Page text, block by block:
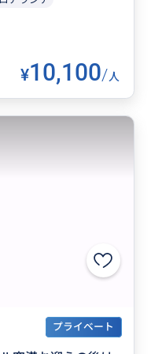
¥10,100/人
プライベート